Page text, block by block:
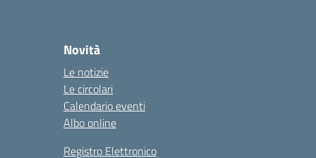
Novità
Le notizie
Le circolari
Calendario eventi
Albo online
Registro Elettronico